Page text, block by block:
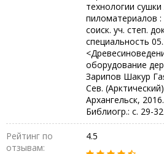
технологии
пиломатериалов
соиск. уч. степ.
специальность
оборудование
Зарипов Шакур
Сев.
Архангельск,
Библиогр.: с. 29-
Рейтинг по
отзывам:
4.5